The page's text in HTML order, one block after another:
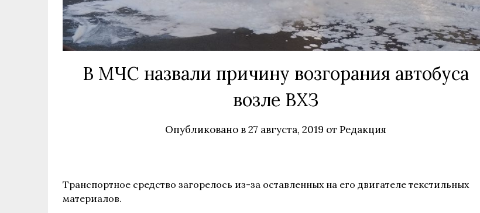
В МЧС назвали причину возгорания автобуса
возле ВХЗ
Опубликовано в27 августа, 2019 отРедакция
Транспортное средство загорелось из-за оставленных на его двигателе текстильных
материалов.